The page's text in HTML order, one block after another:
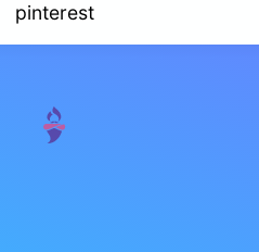
pinterest